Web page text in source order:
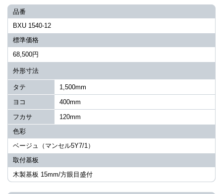
品番
BXU 1540-12
標準価格
68,500円
外形寸法
タテ
1,500mm
ヨコ
400mm
フカサ
120mm
色彩
ベージュ（マンセル5Y7/1）
取付基板
木製基板 15mm/方眼目盛付